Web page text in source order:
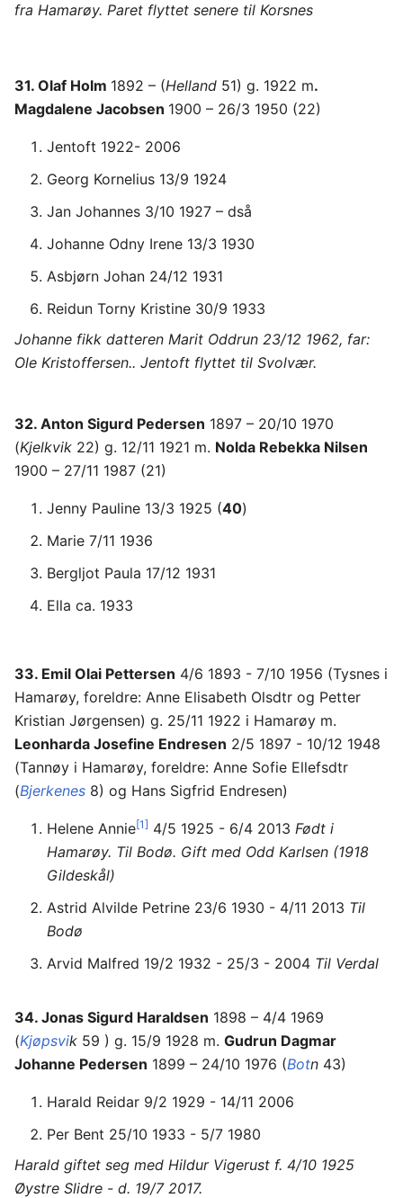
fra Hamarøy. Paret flyttet senere til Korsnes
31. Olaf Holm 1892 – (Helland 51) g. 1922 m.
Magdalene Jacobsen 1900 – 26/3 1950 (22)
Jentoft 1922- 2006
Georg Kornelius 13/9 1924
Jan Johannes 3/10 1927 – dså
Johanne Odny Irene 13/3 1930
Asbjørn Johan 24/12 1931
Reidun Torny Kristine 30/9 1933
Johanne fikk datteren Marit Oddrun 23/12 1962, far:
Ole Kristoffersen.. Jentoft flyttet til Svolvær.
32. Anton Sigurd Pedersen 1897 – 20/10 1970
(Kjelkvik 22) g. 12/11 1921 m. Nolda Rebekka Nilsen
1900 – 27/11 1987 (21)
Jenny Pauline 13/3 1925 (40)
Marie 7/11 1936
Bergljot Paula 17/12 1931
Ella ca. 1933
33. Emil Olai Pettersen 4/6 1893 - 7/10 1956 (Tysnes i
Hamarøy, foreldre: Anne Elisabeth Olsdtr og Petter
Kristian Jørgensen) g. 25/11 1922 i Hamarøy m.
Leonharda Josefine Endresen 2/5 1897 - 10/12 1948
(Tannøy i Hamarøy, foreldre: Anne Sofie Ellefsdtr
(Bjerkenes 8) og Hans Sigfrid Endresen)
Helene Annie[1] 4/5 1925 - 6/4 2013 Født i
Hamarøy. Til Bodø. Gift med Odd Karlsen (1918
Gildeskål)
Astrid Alvilde Petrine 23/6 1930 - 4/11 2013 Til
Bodø
Arvid Malfred 19/2 1932 - 25/3 - 2004 Til Verdal
34. Jonas Sigurd Haraldsen 1898 – 4/4 1969
(Kjøpsvik 59 ) g. 15/9 1928 m. Gudrun Dagmar
Johanne Pedersen 1899 – 24/10 1976 (Botn 43)
Harald Reidar 9/2 1929 - 14/11 2006
Per Bent 25/10 1933 - 5/7 1980
Harald giftet seg med Hildur Vigerust f. 4/10 1925
Øystre Slidre - d. 19/7 2017.